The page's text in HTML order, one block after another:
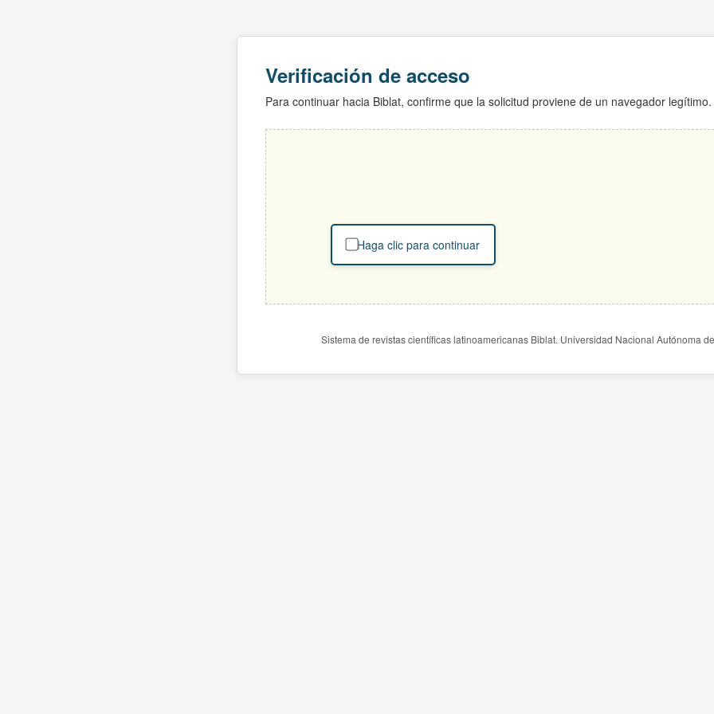
Verificación de acceso
Para continuar hacia Biblat, confirme que la solicitud proviene de un navegador legítimo.
Haga clic para continuar
Sistema de revistas científicas latinoamericanas Biblat. Universidad Nacional Autónoma